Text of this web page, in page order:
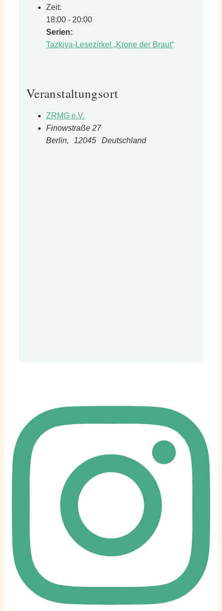
Zeit:
18:00 - 20:00
Serien:
Tazkiya-Lesezirkel „Krone der Braut“
Veranstaltungsort
ZRMG e.V.
Finowstraße 27
Berlin, 12045 Deutschland